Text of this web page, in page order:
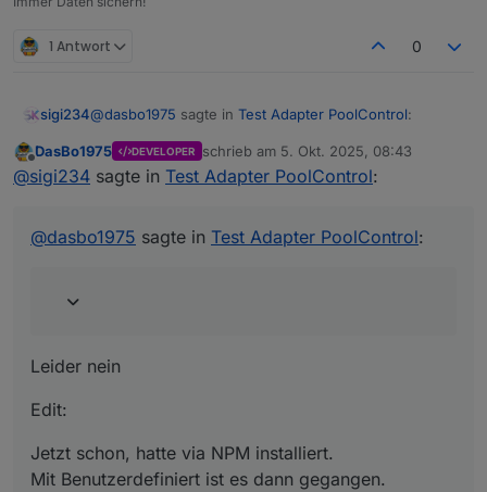
1 Antwort 0
sigi234@dasbo1975 sagte in Test Adapter PoolControl:
Nun aber. Jedenfalls bei mir
Leider nein
Offline
DasBo1975 DEVELOPER schrieb am 5. Okt. 2025, 08:43
zuletzt editiert von
@sigi234 sagte in Test Adapter PoolControl:
@dasbo1975 sagte in Test Adapter PoolControl:
Leider nein
Edit:
Jetzt schon, hatte via NPM installiert.
Mit Benutzerdefiniert ist es dann gegangen.